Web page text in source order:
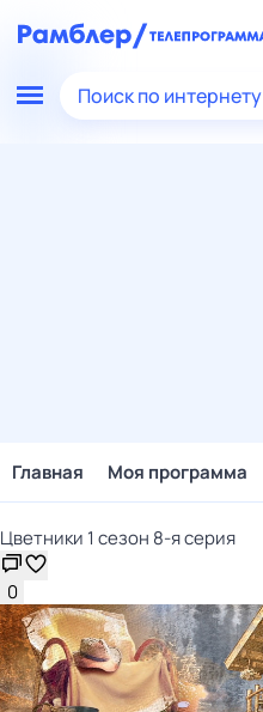
Поиск по интернету
Главная Моя программа
Цветники 1 сезон 8-я серия
0